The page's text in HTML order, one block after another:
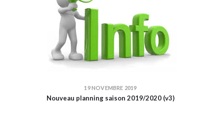
19 NOVEMBRE 2019
Nouveau planning saison 2019/2020 (v3)